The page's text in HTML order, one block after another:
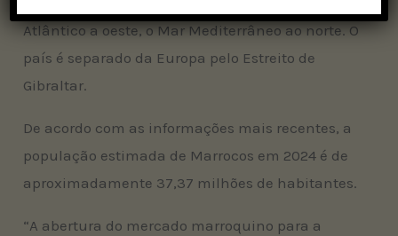
Atlântico a oeste, o Mar Mediterrâneo ao norte. O
país é separado da Europa pelo Estreito de
Gibraltar.
De acordo com as informações mais recentes, a
população estimada de Marrocos em 2024 é de
aproximadamente 37,37 milhões de habitantes.
“A abertura do mercado marroquino para a